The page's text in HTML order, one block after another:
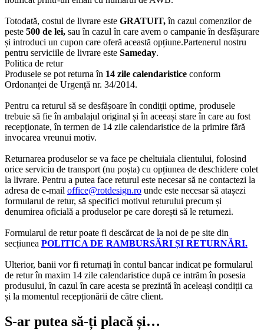
Totodată, costul de livrare este GRATUIT,în cazul comenzilor de
peste 500 de lei, sau în cazul în care avem o campanie în desfășurare
și introduci un cupon care oferă această opțiune.Partenerul nostru
pentru serviciile de livrare este Sameday.
Politica de retur
Produsele se pot returna în 14 zile calendaristice conform
Ordonanței de Urgență nr. 34/2014.
Pentru ca returul să se desfășoare în condiții optime, produsele
trebuie să fie în ambalajul original și în aceeași stare în care au fost
recepționate, în termen de 14 zile calendaristice de la primire fără
invocarea vreunui motiv.
Returnarea produselor se va face pe cheltuiala clientului, folosind
orice serviciu de transport (nu poșta) cu opțiunea de deschidere colet
la livrare. Pentru a putea face returul este necesar să ne contactezi la
adresa de e-mail office@rotdesign.ro unde este necesar să atașezi
formularul de retur, să specifici motivul returului precum și
denumirea oficială a produselor pe care dorești să le returnezi.
Formularul de retur poate fi descărcat de la noi de pe site din
secțiunea POLITICA DE RAMBURSĂRI ȘI RETURNĂRI.
Ulterior, banii vor fi returnați în contul bancar indicat pe formularul
de retur în maxim 14 zile calendaristice după ce intrăm în posesia
produsului, în cazul în care acesta se prezintă în aceleași condiții ca
și la momentul recepționării de către client.
S-ar putea să-ți placă și…